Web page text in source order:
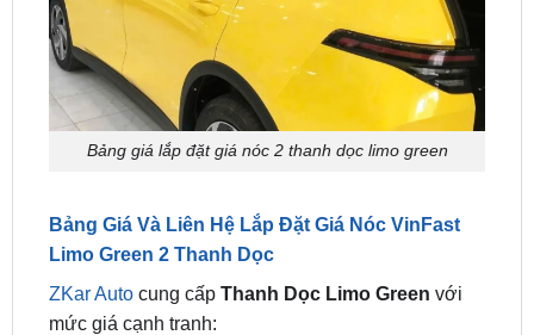
Bảng giá lắp đặt giá nóc 2 thanh dọc limo green
Bảng Giá Và Liên Hệ Lắp Đặt Giá Nóc VinFast
ZKar Auto cung cấpThanh Dọc Limo Greenvới
mức giá cạnh tranh:
♦Giá tham khảo:Giá chỉ từ